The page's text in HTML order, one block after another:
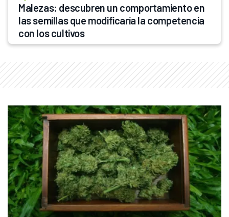
Malezas: descubren un comportamiento en
las semillas que modificaría la competencia
con los cultivos